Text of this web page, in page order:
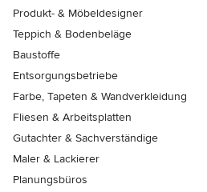
Produkt- & Möbeldesigner
Teppich & Bodenbeläge
Baustoffe
Entsorgungsbetriebe
Farbe, Tapeten & Wandverkleidung
Fliesen & Arbeitsplatten
Gutachter & Sachverständige
Maler & Lackierer
Planungsbüros